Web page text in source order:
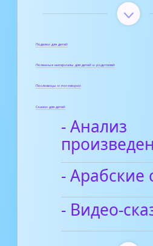
Поделки для детей
Полезные материалы для детей и родителей
Пословицы и поговорки
Сказки для детей
- Анализ
- Арабские
- Видео-